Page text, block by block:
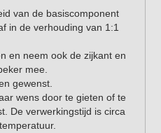
van de basiscomponent
in de verhouding van 1:1
en neem ook de zijkant en
mee.
gewenst.
wens door te gieten of te
De verwerkingstijd is circa